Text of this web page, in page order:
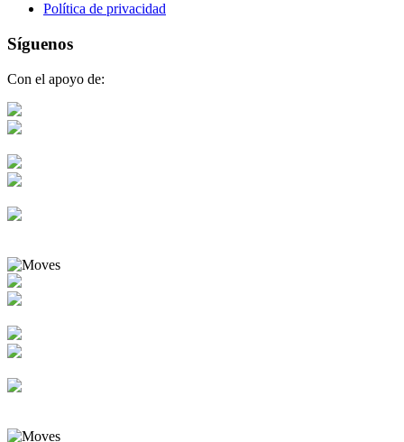
Política de privacidad
Síguenos
Con el apoyo de: